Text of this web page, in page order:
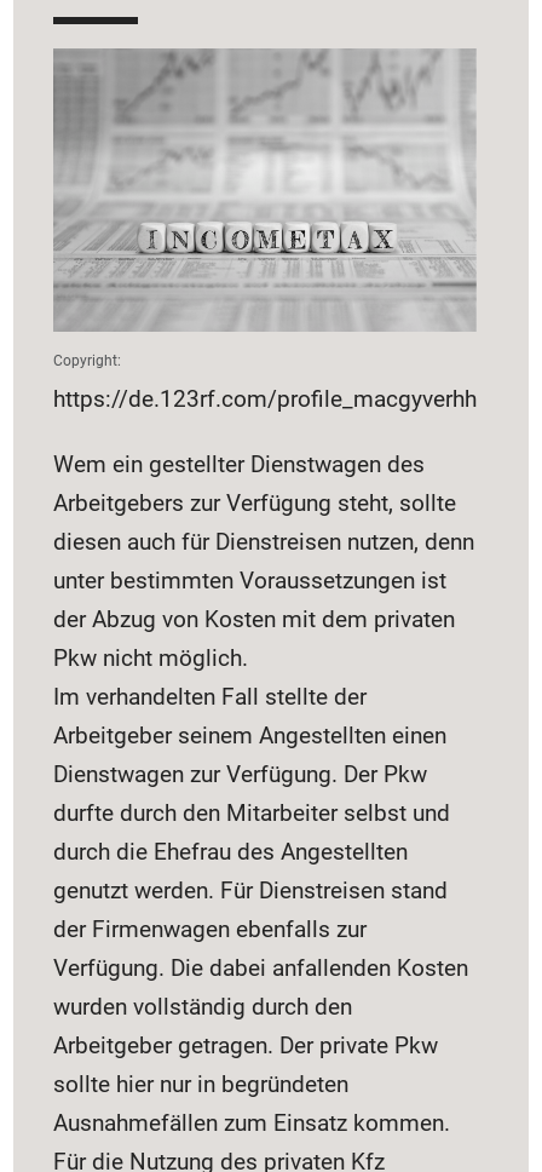
Copyright:
https://de.123rf.com/profile_macgyverhh
Wem ein gestellter Dienstwagen des
Arbeitgebers zur Verfügung steht, sollte
diesen auch für Dienstreisen nutzen, denn
unter bestimmten Voraussetzungen ist
der Abzug von Kosten mit dem privaten
Pkw nicht möglich.
Im verhandelten Fall stellte der
Arbeitgeber seinem Angestellten einen
Dienstwagen zur Verfügung. Der Pkw
durfte durch den Mitarbeiter selbst und
durch die Ehefrau des Angestellten
genutzt werden. Für Dienstreisen stand
der Firmenwagen ebenfalls zur
Verfügung. Die dabei anfallenden Kosten
wurden vollständig durch den
Arbeitgeber getragen. Der private Pkw
sollte hier nur in begründeten
Ausnahmefällen zum Einsatz kommen.
Für die Nutzung des privaten Kfz